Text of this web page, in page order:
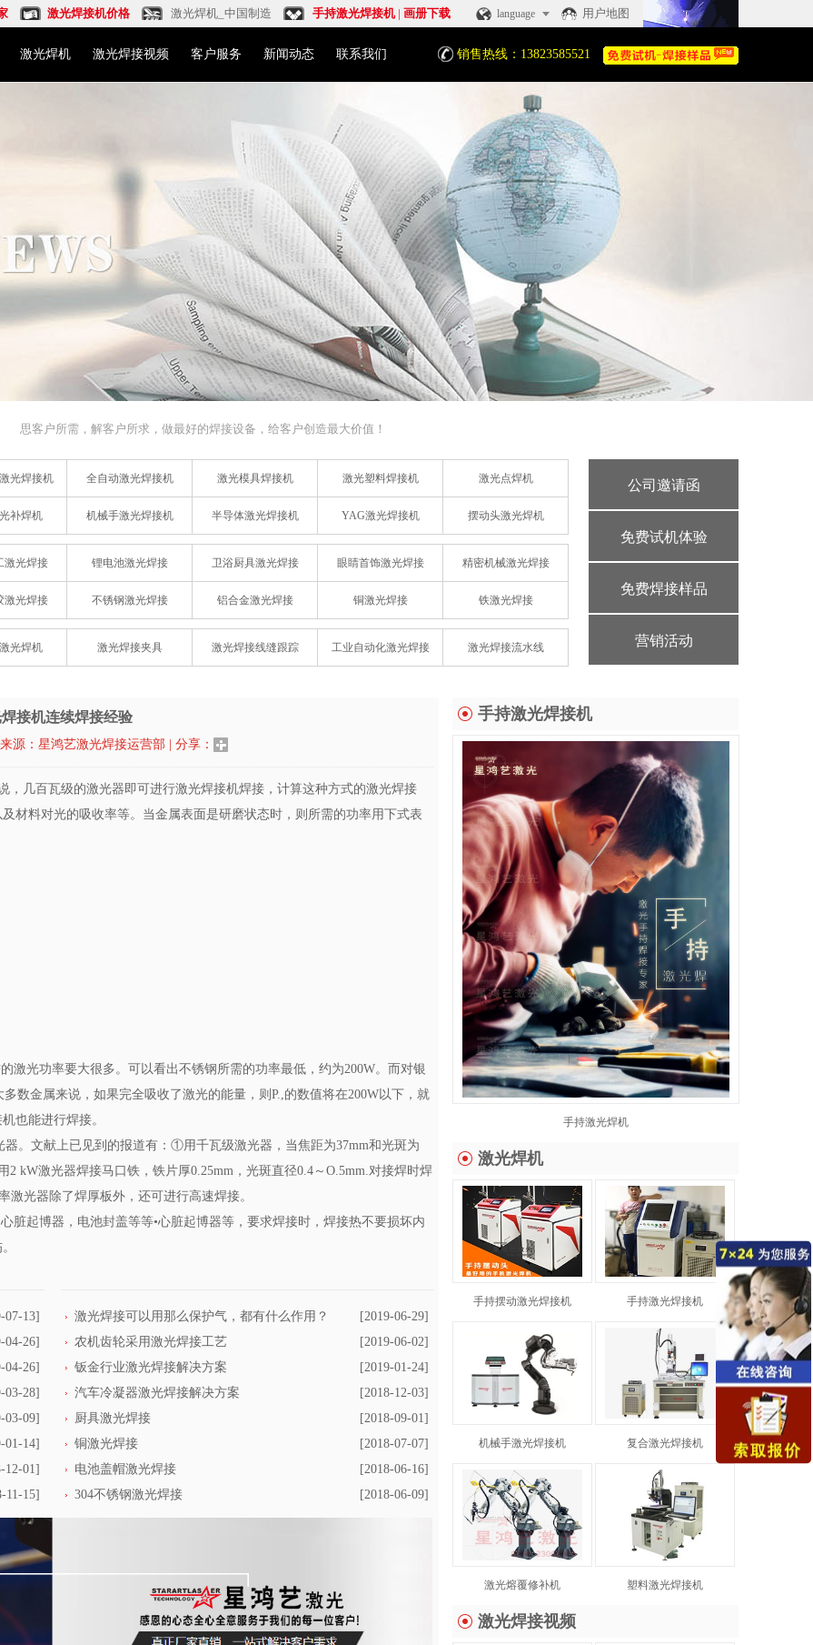
激光焊接机价格 激光焊机_中国制造 手持激光焊接机| 画册下载 language 用户地图
激光焊机 激光焊接视频 客户服务 新闻动态 联系我们 销售热线：13823585521
思客户所需，解客户所求，做最好的焊接设备，给客户创造最大价值！
光焊接机 全自动激光焊接机 激光模具焊接机 激光塑料焊接机 激光点焊机
补焊机 机械手激光焊接机 半导体激光焊接机 YAG激光焊接机 摆动头激光焊机
公司邀请函
免费试机体验
免费焊接样品
营销活动
激光焊接 锂电池激光焊接 卫浴厨具激光焊接 眼睛首饰激光焊接 精密机械激光焊接
激光焊接 不锈钢激光焊接 铝合金激光焊接 铜激光焊接 铁激光焊接
光焊机 激光焊接夹具 激光焊接线缝跟踪 工业自动化激光焊接 激光焊接流水线
接机连续焊接经验
源：星鸿艺激光焊接运营部 | 分享：
，几百瓦级的激光器即可进行激光焊接机焊接，计算这种方式的激光焊接
材料对光的吸收率等。当金属表面是研磨状态时，则所需的功率用下式表
光功率要大很多。可以看出不锈钢所需的功率最低，约为200W。而对银
数金属来说，如果完全吸收了激光的能量，则P.,的数值将在200W以下，就
也能进行焊接。
。文献上已见到的报道有：①用千瓦级激光器，当焦距为37mm和光斑为
kW激光器焊接马口铁，铁片厚0.25mm，光斑直径0.4～O.5mm.对接焊时焊
激光器除了焊厚板外，还可进行高速焊接。
起博器，电池封盖等等•心脏起博器等，要求焊接时，焊接热不要损坏内
07-13]
04-26]
04-26]
03-28]
03-09]
01-14]
12-01]
11-15]
[2019-06-29]
激光焊接可以用那么保护气，都有什么作用？
[2019-06-02]
农机齿轮采用激光焊接工艺
[2019-01-24]
钣金行业激光焊接解决方案
[2018-12-03]
汽车冷凝器激光焊接解决方案
[2018-09-01]
厨具激光焊接
[2018-07-07]
铜激光焊接
[2018-06-16]
电池盖帽激光焊接
[2018-06-09]
304不锈钢激光焊接
手持激光焊接机
手持激光焊机
激光焊机
手持摆动激光焊接机 手持激光焊接机
机械手激光焊接机 复合激光焊接机
激光熔覆修补机 塑料激光焊接机
激光焊接视频